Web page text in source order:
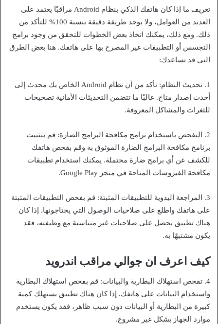
تعريف ما إذا كان هاتفك الذكي بنظام Android مراقبًا يعتمد على
العديد من العوامل، ولا يوجد طريقة دقيقة بنسبة 100% للتأكد من
ذلك. ومع ذلك، يمكنك اتخاذ بعض الخطوات للتحقق من وجود برامج
التجسس أو التطبيقات غير المصرح بها على هاتفك. هنا بعض الطرق
التي قد تساعدك:
1. تحديث النظام: تأكد من أن نظام Android الخاص بك محدث إلى
أحدث إصدار متاح. غالبًا ما تتضمن التحديثات الأمانية تصحيحات
للثغرات والمشاكل المعروفة.
2. التفحص باستخدام برامج مكافحة البرامج الضارة: قم بتثبيت
برنامج مكافحة البرامج الضارة الموثوق به وقم بفحص هاتفك
للكشف عن أي برامج ضارة محتملة. يمكنك استخدام تطبيقات
مكافحة الفيروسات المتاحة في متجر Google Play.
3. المراجعة اليدوية للتطبيقات المثبتة: قم بفحص التطبيقات المثبتة
على هاتفك واطلع على صلاحيات الوصول التي يحتاجونها. إذا كان
هناك تطبيق يحصل على صلاحيات غير متناسبة مع وظيفته، فقد
يكون مشتبهًا به.
كيف اعرف ان جوالي مراقب اندرويد
4. تفحص استهلاك البطارية والبيانات: قم بفحص استهلاك البطارية
واستخدام البيانات على هاتفك. إذا كان هناك تطبيق يستهلك كمية
كبيرة من البطارية أو البيانات دون سبب ظاهر، فقد يكون يستخدم
موارد الجهاز بشكل غير مشروع.